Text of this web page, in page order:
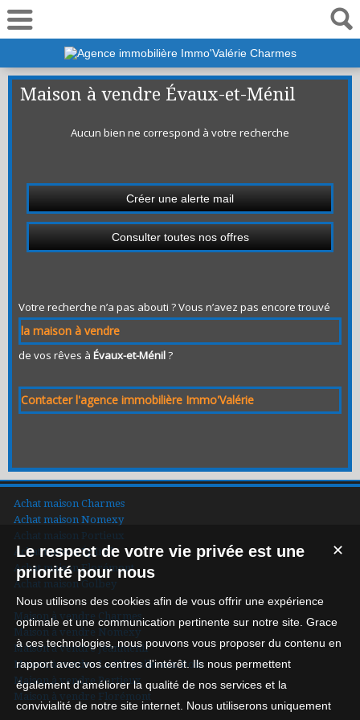
Maison à vendre Évaux-et-Ménil
Aucun bien ne correspond à votre recherche
Créer une alerte mail
Consulter toutes nos offres
Votre recherche n’a pas abouti ? Vous n’avez pas encore trouvé
la maison à vendre
de vos rêves à Évaux-et-Ménil?
Contacter l'agence immobilière Immo'Valérie
Achat maison Charmes
Achat maison Nomexy
Achat maison Portieux
Achat maison Épinal
Achat maison Florémont
Achat maison Golbey
Maison à vendre Charmes
Maison à vendre Nomexy
Maison à vendre Jeanménil
Maison à vendre La Chapelle-aux-Bois
Maison à vendre Portieux
Maison à vendre Florémont
✕
Le respect de votre vie privée est une
priorité pour nous
Nous utilisons des cookies afin de vous offrir une expérience
optimale et une communication pertinente sur notre site. Grace
à ces technologies, nous pouvons vous proposer du contenu en
rapport avec vos centres d'intérêt. Ils nous permettent
également d'améliorer la qualité de nos services et la
convivialité de notre site internet. Nous utiliserons uniquement